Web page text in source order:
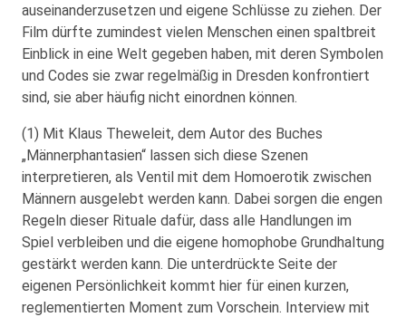
auseinanderzusetzen und eigene Schlüsse zu ziehen. Der
Film dürfte zumindest vielen Menschen einen spaltbreit
Einblick in eine Welt gegeben haben, mit deren Symbolen
und Codes sie zwar regelmäßig in Dresden konfrontiert
sind, sie aber häufig nicht einordnen können.
(1) Mit Klaus Theweleit, dem Autor des Buches
„Männerphantasien“ lassen sich diese Szenen
interpretieren, als Ventil mit dem Homoerotik zwischen
Männern ausgelebt werden kann. Dabei sorgen die engen
Regeln dieser Rituale dafür, dass alle Handlungen im
Spiel verbleiben und die eigene homophobe Grundhaltung
gestärkt werden kann. Die unterdrückte Seite der
eigenen Persönlichkeit kommt hier für einen kurzen,
reglementierten Moment zum Vorschein. Interview mit